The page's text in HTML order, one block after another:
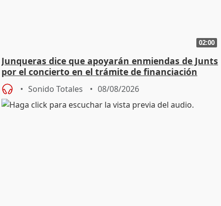
02:00
Junqueras dice que apoyarán enmiendas de Junts
por el concierto en el trámite de financiación
Sonido Totales 08/08/2026